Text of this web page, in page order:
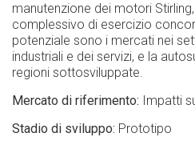
manutenzione dei motori
complessivo di esercizio
potenziale sono i mercati nei
industriali e dei servizi, e la
regioni sottosviluppate.
Mercato di riferimento
Impatti
Stadio di sviluppo Prototipo